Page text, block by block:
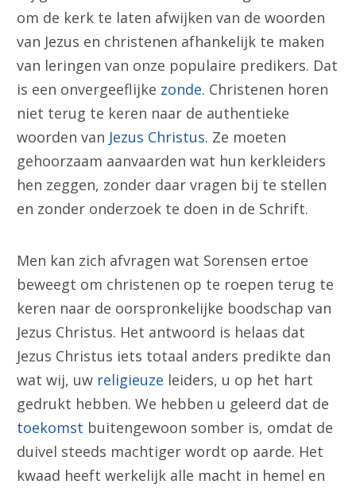
om de kerk te laten afwijken van de woorden
van Jezus en christenen afhankelijk te maken
van leringen van onze populaire predikers. Dat
is een onvergeeflijke zonde. Christenen horen
niet terug te keren naar de authentieke
woorden van Jezus Christus. Ze moeten
gehoorzaam aanvaarden wat hun kerkleiders
hen zeggen, zonder daar vragen bij te stellen
en zonder onderzoek te doen in de Schrift.
Men kan zich afvragen wat Sorensen ertoe
beweegt om christenen op te roepen terug te
keren naar de oorspronkelijke boodschap van
Jezus Christus. Het antwoord is helaas dat
Jezus Christus iets totaal anders predikte dan
wat wij, uw religieuze leiders, u op het hart
gedrukt hebben. We hebben u geleerd dat de
toekomst buitengewoon somber is, omdat de
duivel steeds machtiger wordt op aarde. Het
kwaad heeft werkelijk alle macht in hemel en